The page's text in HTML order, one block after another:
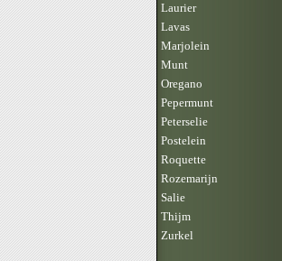
Laurier
Lavas
Marjolein
Munt
Oregano
Pepermunt
Peterselie
Postelein
Roquette
Rozemarijn
Salie
Thijm
Zurkel